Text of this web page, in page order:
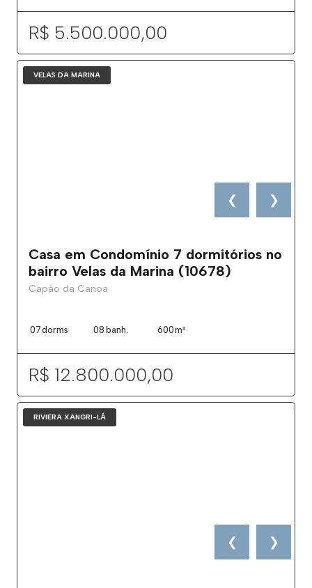
R$ 5.500.000,00
❮ ❯
VELAS DA MARINA
Casa em Condomínio 7 dormitórios no
bairro Velas da Marina (10678)
Capão da Canoa
07dorms 08 banh. 600m²
R$ 12.800.000,00
❮ ❯
RIVIERA XANGRI-LÁ